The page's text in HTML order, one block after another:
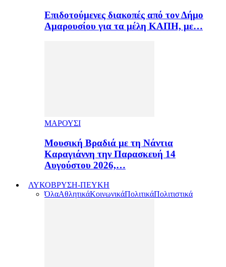
Επιδοτούμενες διακοπές από τον Δήμο
Αμαρουσίου για τα μέλη ΚΑΠΗ, με…
ΜΑΡΟΥΣΙ
Μουσική Βραδιά με τη Νάντια
Καραγιάννη την Παρασκευή 14
Αυγούστου 2026,…
ΛΥΚΟΒΡΥΣΗ-ΠΕΥΚΗ
ΌλαΑθλητικάΚοινωνικάΠολιτικάΠολιτιστικά